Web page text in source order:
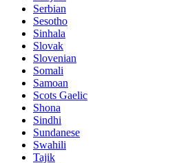
Serbian
Sesotho
Sinhala
Slovak
Slovenian
Somali
Samoan
Scots Gaelic
Shona
Sindhi
Sundanese
Swahili
Tajik